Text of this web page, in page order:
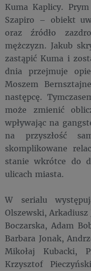
Kuma Kaplicy.
Szapiro – obiekt
oraz źródło
mężczyzn. Jakub
zastąpić Kuma i
dnia przejmuje
Moszem
następcę.
może zmienić
wpływając na
na przyszłość
skomplikowane
stanie wkrótce do
ulicach miasta.
W serialu
Olszewski, Arkadiusz
Boczarska, Adam
Barbara Jonak,
Mikołaj Kubacki,
Krzysztof